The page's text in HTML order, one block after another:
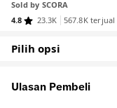
Sold bySCORA
4.8
23.3K 567.8K terjual
Pilih opsi
Ulasan Pembeli